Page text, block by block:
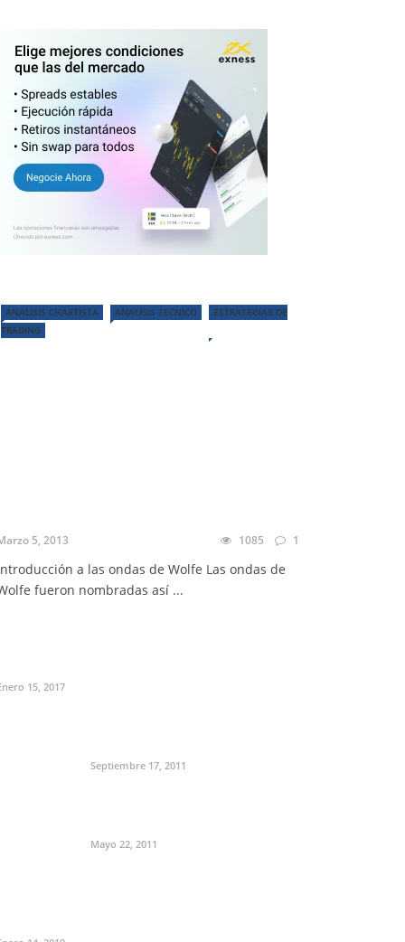
ANALISIS CHARTISTA ANALISIS TECNICO
ESTRATEGIAS DE
TRADING
5, 2013 1085 1
a las ondas de Wolfe Las ondas de
fueron nombradas así ...
15, 2017
Septiembre 17, 2011
Mayo 22, 2011